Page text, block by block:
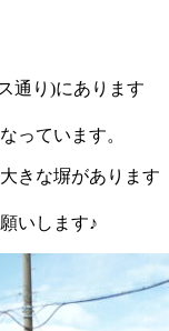
通り)にあります
っています。
きな塀があります
いします♪